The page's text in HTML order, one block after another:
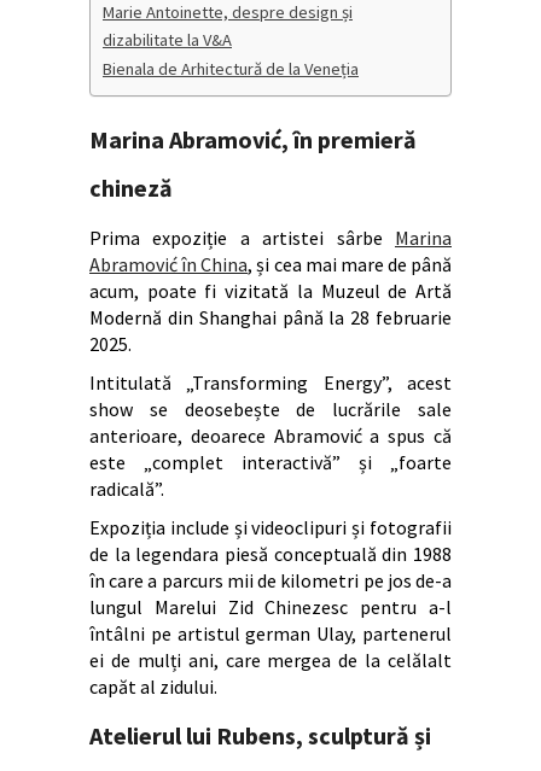
Marie Antoinette, despre design și
dizabilitate la V&A
Bienala de Arhitectură de la Veneția
Marina Abramović, în premieră
chineză
Prima expoziție a artistei sârbe Marina
Abramović în China, și cea mai mare de până
acum, poate fi vizitată la Muzeul de Artă
Modernă din Shanghai până la 28 februarie
2025.
Intitulată „Transforming Energy”, acest
show se deosebește de lucrările sale
anterioare, deoarece Abramović a spus că
este „complet interactivă” și „foarte
radicală”.
Expoziția include și videoclipuri și fotografii
de la legendara piesă conceptuală din 1988
în care a parcurs mii de kilometri pe jos de-a
lungul Marelui Zid Chinezesc pentru a-l
întâlni pe artistul german Ulay, partenerul
ei de mulți ani, care mergea de la celălalt
capăt al zidului.
Atelierul lui Rubens, sculptură și